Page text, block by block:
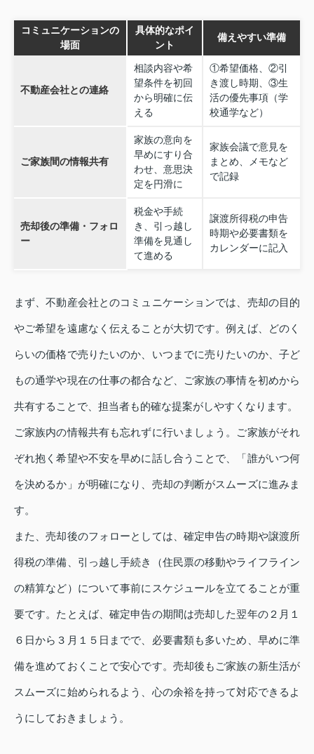
コミュニケーションの
場面
具体的なポイ
ント
備えやすい準備
不動産会社との連絡
相談内容や希
望条件を初回
から明確に伝
える
①希望価格、②引
き渡し時期、③生
活の優先事項（学
校通学など）
ご家族間の情報共有
家族の意向を
早めにすり合
わせ、意思決
定を円滑に
家族会議で意見を
まとめ、メモなど
で記録
売却後の準備・フォロ
ー
税金や手続
き、引っ越し
準備を見通し
て進める
譲渡所得税の申告
時期や必要書類を
カレンダーに記入
まず、不動産会社とのコミュニケーションでは、売却の目的
やご希望を遠慮なく伝えることが大切です。例えば、どのく
らいの価格で売りたいのか、いつまでに売りたいのか、子ど
もの通学や現在の仕事の都合など、ご家族の事情を初めから
共有することで、担当者も的確な提案がしやすくなります。
ご家族内の情報共有も忘れずに行いましょう。ご家族がそれ
ぞれ抱く希望や不安を早めに話し合うことで、「誰がいつ何
を決めるか」が明確になり、売却の判断がスムーズに進みま
す。
また、売却後のフォローとしては、確定申告の時期や譲渡所
得税の準備、引っ越し手続き（住民票の移動やライフライン
の精算など）について事前にスケジュールを立てることが重
要です。たとえば、確定申告の期間は売却した翌年の２月１
６日から３月１５日までで、必要書類も多いため、早めに準
備を進めておくことで安心です。売却後もご家族の新生活が
スムーズに始められるよう、心の余裕を持って対応できるよ
うにしておきましょう。